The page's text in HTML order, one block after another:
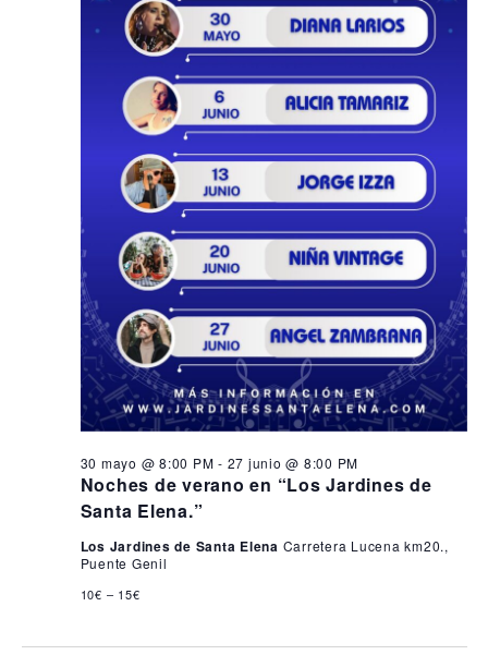
Noches de verano en “Los Jardines de
Santa Elena.”
30 mayo @ 8:00 PM - 27 junio @ 8:00 PM
Los Jardines de Santa Elena Carretera Lucena km20.,
Puente Genil
10€ – 15€